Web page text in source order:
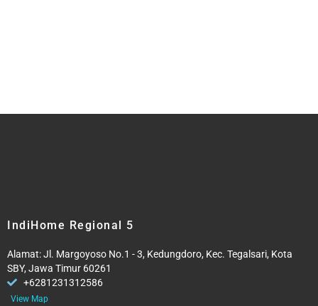
IndiHome Regional 5
Alamat: Jl. Margoyoso No.1 - 3, Kedungdoro, Kec. Tegalsari, Kota
SBY, Jawa Timur 60261
+6281231312586
View Map